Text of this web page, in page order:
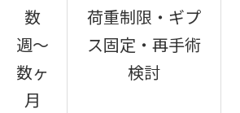
数
週〜
数ヶ
月
荷重制限・ギプ
ス固定・再手術
検討